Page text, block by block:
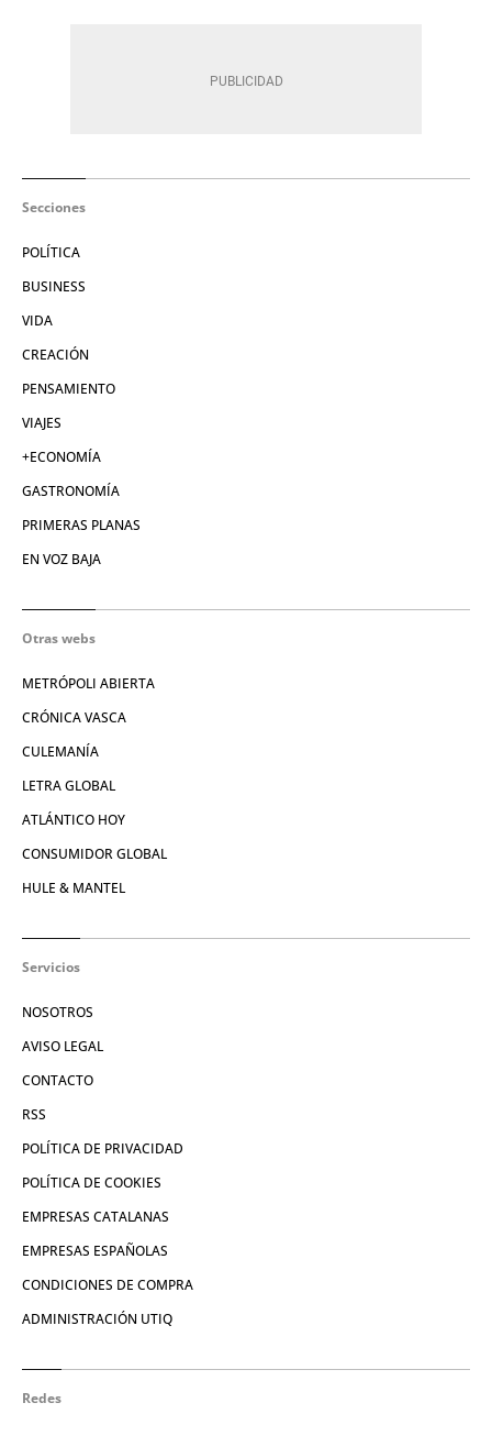
Secciones
POLÍTICA
BUSINESS
VIDA
CREACIÓN
PENSAMIENTO
VIAJES
+ECONOMÍA
GASTRONOMÍA
PRIMERAS PLANAS
EN VOZ BAJA
Otras webs
METRÓPOLI ABIERTA
CRÓNICA VASCA
CULEMANÍA
LETRA GLOBAL
ATLÁNTICO HOY
CONSUMIDOR GLOBAL
HULE & MANTEL
Servicios
NOSOTROS
AVISO LEGAL
CONTACTO
RSS
POLÍTICA DE PRIVACIDAD
POLÍTICA DE COOKIES
EMPRESAS CATALANAS
EMPRESAS ESPAÑOLAS
CONDICIONES DE COMPRA
ADMINISTRACIÓN UTIQ
Redes